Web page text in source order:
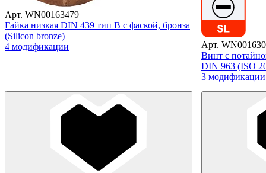
Арт. WN00163479
Гайка низкая DIN 439 тип B с фаской, бронза
(Silicon bronze)
4 модификации
Арт.
Винт с
DIN 963 (ISO
3 модификации